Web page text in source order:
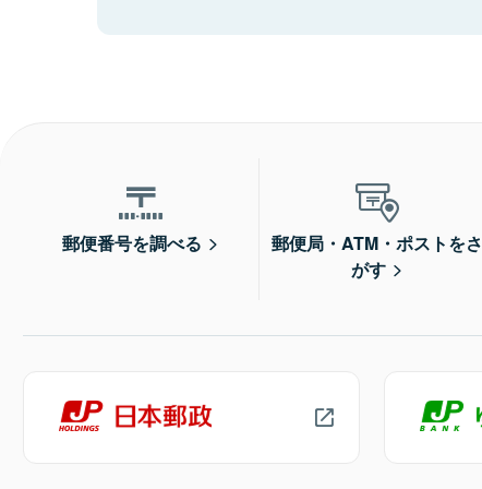
郵便番号を調べる
郵便局・ATM・ポストをさ
がす